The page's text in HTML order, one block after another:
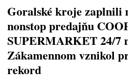
Goralské kroje zaplnili
nonstop predajňu
SUPERMARKET 24/7
Zákamennom vznikol
rekord